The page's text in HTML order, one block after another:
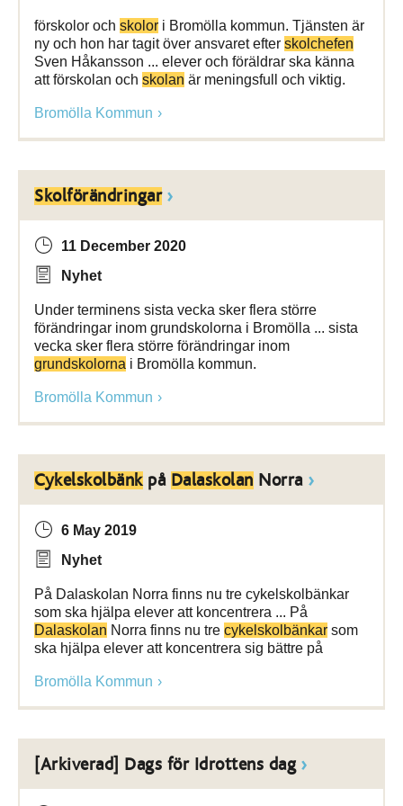
förskolor och skolor i Bromölla kommun. Tjänsten är
ny och hon har tagit över ansvaret efter skolchefen
Sven Håkansson ... elever och föräldrar ska känna
att förskolan och skolan är meningsfull och viktig.
Bromölla Kommun
Skolförändringar
11 December 2020
Nyhet
Under terminens sista vecka sker flera större
förändringar inom grundskolorna i Bromölla ... sista
vecka sker flera större förändringar inom
grundskolorna i Bromölla kommun.
Bromölla Kommun
Cykelskolbänkpå Dalaskolan Norra
6 May 2019
Nyhet
På Dalaskolan Norra finns nu tre cykelskolbänkar
som ska hjälpa elever att koncentrera ... På
Dalaskolan Norra finns nu tre cykelskolbänkar som
ska hjälpa elever att koncentrera sig bättre på
Bromölla Kommun
[Arkiverad] Dags för Idrottens dag